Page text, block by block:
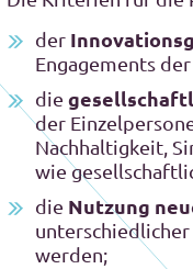
der
Engagements
die
der
Nachhaltigkeit,
wie
die Nutzung
werden;